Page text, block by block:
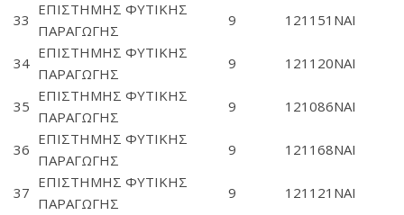
33
ΕΠΙΣΤΗΜΗΣ ΦΥΤΙΚΗΣ
ΠΑΡΑΓΩΓΗΣ
9 121151 ΝΑΙ
34
ΕΠΙΣΤΗΜΗΣ ΦΥΤΙΚΗΣ
ΠΑΡΑΓΩΓΗΣ
9 121120ΝΑΙ
35
ΕΠΙΣΤΗΜΗΣ ΦΥΤΙΚΗΣ
ΠΑΡΑΓΩΓΗΣ
9 121086ΝΑΙ
36
ΕΠΙΣΤΗΜΗΣ ΦΥΤΙΚΗΣ
ΠΑΡΑΓΩΓΗΣ
9 121168ΝΑΙ
37
ΕΠΙΣΤΗΜΗΣ ΦΥΤΙΚΗΣ
ΠΑΡΑΓΩΓΗΣ
9 121121 ΝΑΙ